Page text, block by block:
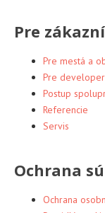
Pre
Pre mestá a
Pre
Postup
Referencie
Servis
Ochrana
Ochrana